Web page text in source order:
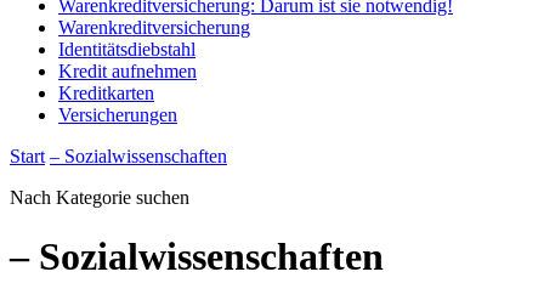
Warenkreditversicherung: Darum ist sie notwendig!
Warenkreditversicherung
Identitätsdiebstahl
Kredit aufnehmen
Kreditkarten
Versicherungen
Start – Sozialwissenschaften
Nach Kategorie suchen
– Sozialwissenschaften